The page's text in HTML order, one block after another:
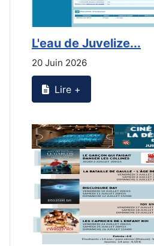
L'eau de Juvelize...
20 Juin 2026
Lire +